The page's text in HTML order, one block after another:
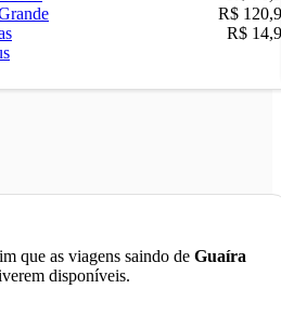
R$
R$
que as viagens saindo de Guaíra
disponíveis.